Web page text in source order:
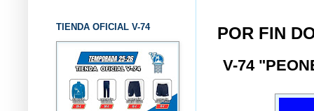
POR FIN
V-74
TIENDA OFICIAL V-74